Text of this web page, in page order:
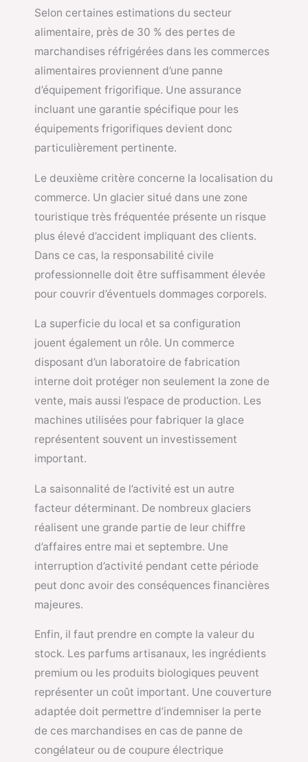
Selon certaines estimations du secteur
alimentaire, près de 30 % des pertes de
marchandises réfrigérées dans les commerces
alimentaires proviennent d’une panne
d’équipement frigorifique. Une assurance
incluant une garantie spécifique pour les
équipements frigorifiques devient donc
particulièrement pertinente.
Le deuxième critère concerne la localisation du
commerce. Un glacier situé dans une zone
touristique très fréquentée présente un risque
plus élevé d’accident impliquant des clients.
Dans ce cas, la responsabilité civile
professionnelle doit être suffisamment élevée
pour couvrir d’éventuels dommages corporels.
La superficie du local et sa configuration
jouent également un rôle. Un commerce
disposant d’un laboratoire de fabrication
interne doit protéger non seulement la zone de
vente, mais aussi l’espace de production. Les
machines utilisées pour fabriquer la glace
représentent souvent un investissement
important.
La saisonnalité de l’activité est un autre
facteur déterminant. De nombreux glaciers
réalisent une grande partie de leur chiffre
d’affaires entre mai et septembre. Une
interruption d’activité pendant cette période
peut donc avoir des conséquences financières
majeures.
Enfin, il faut prendre en compte la valeur du
stock. Les parfums artisanaux, les ingrédients
premium ou les produits biologiques peuvent
représenter un coût important. Une couverture
adaptée doit permettre d’indemniser la perte
de ces marchandises en cas de panne de
congélateur ou de coupure électrique